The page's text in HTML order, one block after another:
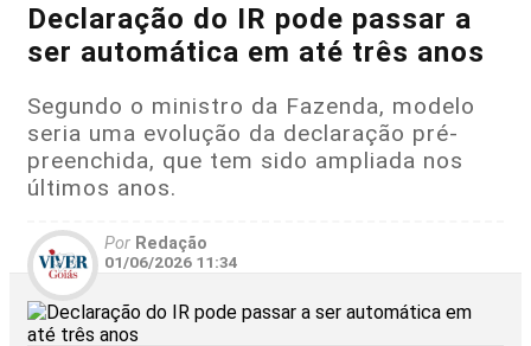
Declaração do IR pode passar a
ser automática em até três anos
Segundo o ministro da Fazenda, modelo
seria uma evolução da declaração pré-
preenchida, que tem sido ampliada nos
últimos anos.
Por Redação
01/06/2026 11:34